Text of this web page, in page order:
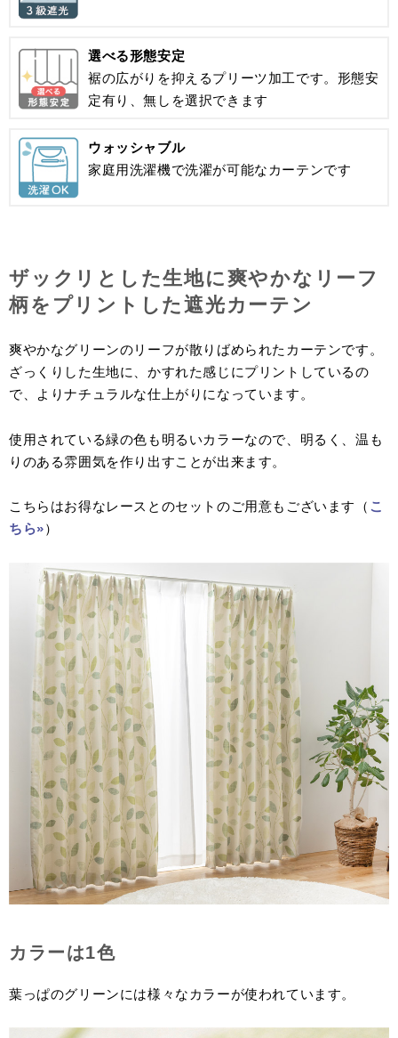
選べる形態安定
裾の広がりを抑えるプリーツ加工です。形態安
定有り、無しを選択できます
ウォッシャブル
家庭用洗濯機で洗濯が可能なカーテンです
ザックリとした生地に爽やかなリーフ
柄をプリントした遮光カーテン
爽やかなグリーンのリーフが散りばめられたカーテンです。
ざっくりした生地に、かすれた感じにプリントしているの
で、よりナチュラルな仕上がりになっています。
使用されている緑の色も明るいカラーなので、明るく、温も
りのある雰囲気を作り出すことが出来ます。
こちらはお得なレースとのセットのご用意もございます（ こ
ちら»）
カラーは1色
葉っぱのグリーンには様々なカラーが使われています。